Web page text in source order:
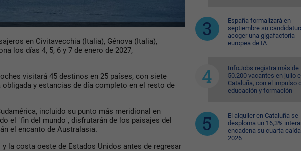
en Civitavecchia (Italia), Génova (Italia),
los días 4, 5, 6 y 7 de enero de 2027,
visitará 45 destinos en 25 países, con siete
y estancias de día completo en el resto de
incluido su punto más meridional en
el "fin del mundo", disfrutarán de los paisajes del
el encanto de Australasia.
la costa oeste de Estados Unidos antes de regresar
España formalizará en
septiembre su
acoger una gigafactoría
europea de IA
InfoJobs registra más de
50.200 vacantes en julio
Cataluña, con el impulso
educación y formación
El alquiler en Cataluña se
desploma un 16,3%
encadena su cuarta
2026